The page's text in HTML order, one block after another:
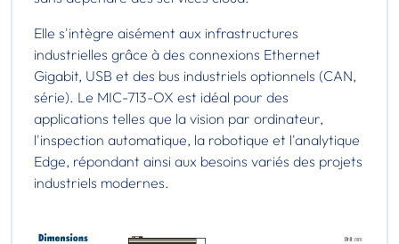
Elle s'intègre aisément aux infrastructures
industrielles grâce à des connexions Ethernet
Gigabit, USB et des bus industriels optionnels (CAN,
série). Le MIC-713-OX est idéal pour des
applications telles que la vision par ordinateur,
l'inspection automatique, la robotique et l'analytique
Edge, répondant ainsi aux besoins variés des projets
industriels modernes.